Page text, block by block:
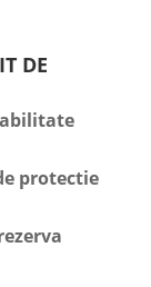
DE
protectie